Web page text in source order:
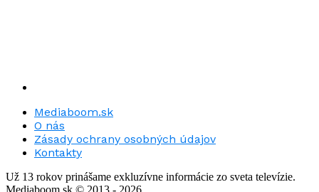
Mediaboom.sk
O nás
Zásady ochrany osobných údajov
Kontakty
Už 13 rokov prinášame exkluzívne informácie zo sveta televízie.
Mediaboom.sk © 2013 - 2026